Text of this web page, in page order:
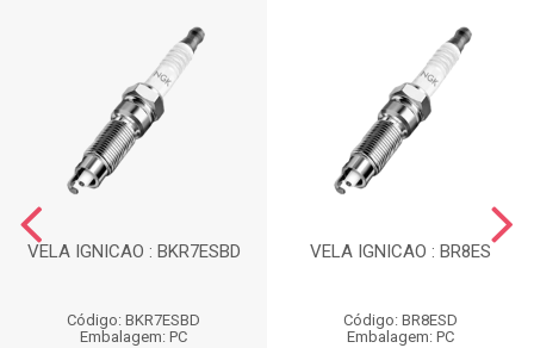
VELA IGNICAO : BKR7ESBD
Código: BKR7ESBD
Embalagem: PC
VELA IGNICAO : BR8ES
Código: BR8ESD
Embalagem: PC